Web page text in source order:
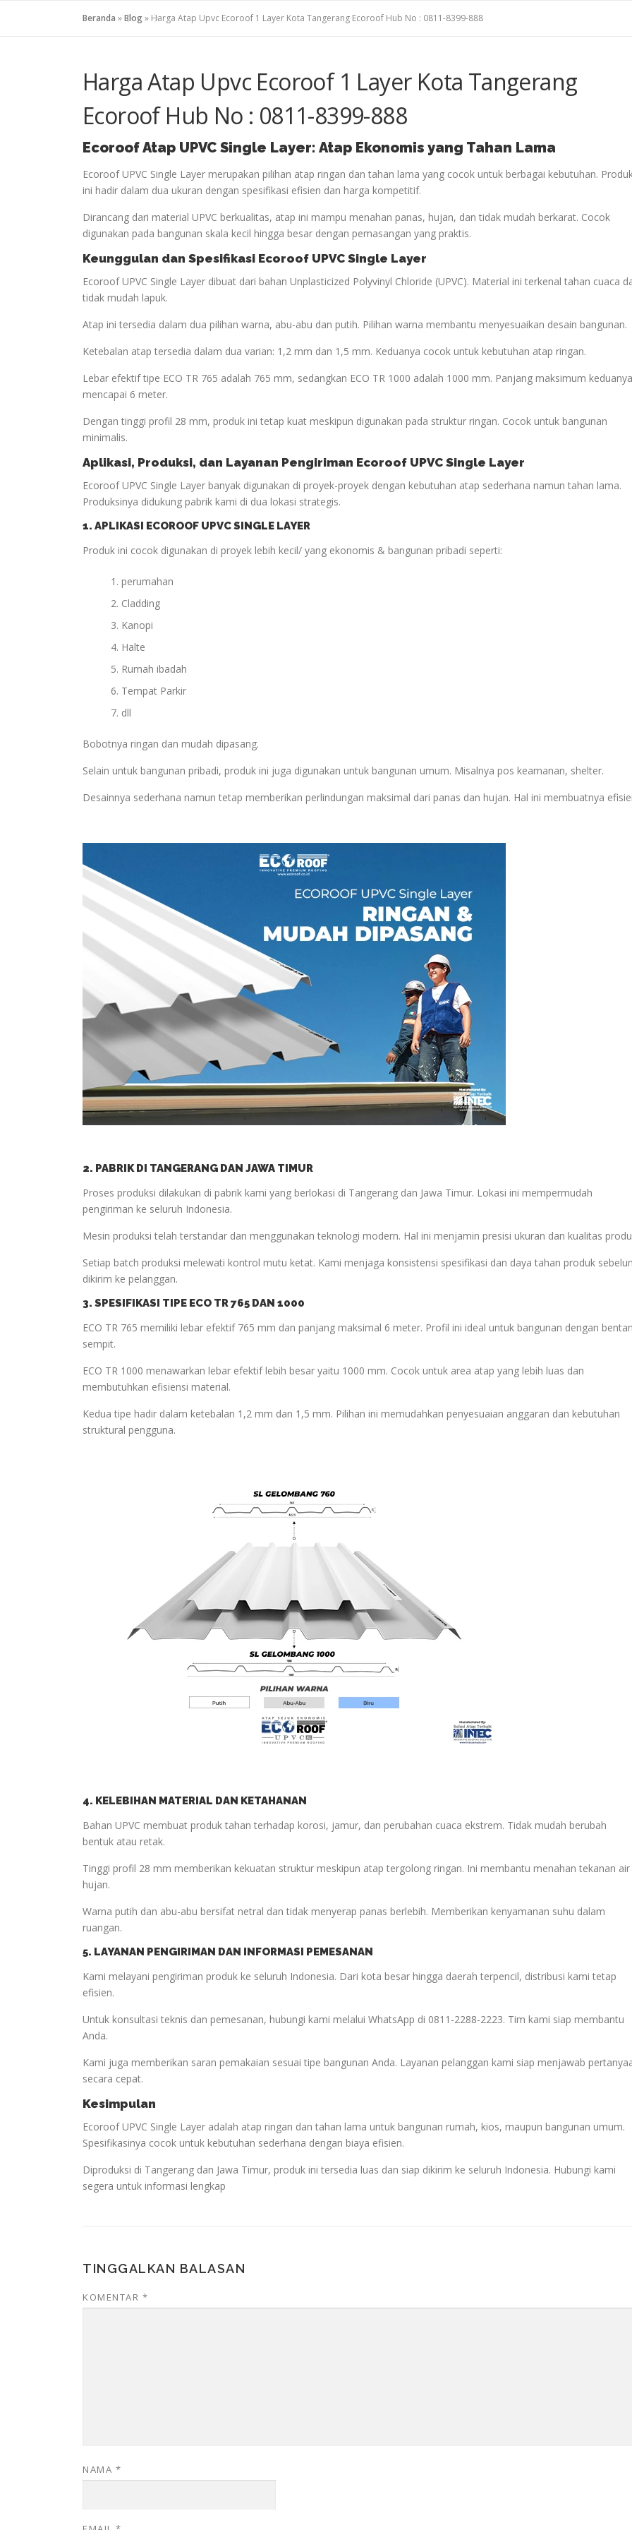
Beranda »Blog» Harga Atap Upvc Ecoroof 1 Layer Kota Tangerang Ecoroof Hub No : 0811-8399-888
Harga Atap Upvc Ecoroof 1 Layer Kota Tangerang
Ecoroof Hub No : 0811-8399-888
EcoroofAtap UPVC Single Layer: Atap Ekonomis yang Tahan Lama
Ecoroof UPVC Single Layer merupakan pilihan atap ringan dan tahan lama yang cocok untuk berbagai kebutuhan.
ini hadir dalam dua ukuran dengan spesifikasi efisien dan harga kompetitif.
Dirancang dari material UPVC berkualitas, atap ini mampu menahan panas, hujan, dan tidak mudah berkarat. Cocok
digunakan pada bangunan skala kecil hingga besar dengan pemasangan yang praktis.
Keunggulan dan Spesifikasi Ecoroof UPVC Single Layer
Ecoroof UPVC Single Layer dibuat dari bahan Unplasticized Polyvinyl Chloride (UPVC). Material ini terkenal tahan cuaca
tidak mudah lapuk.
Atap ini tersedia dalam dua pilihan warna, abu-abu dan putih. Pilihan warna membantu menyesuaikan desain bangunan.
Ketebalan atap tersedia dalam dua varian: 1,2 mm dan 1,5 mm. Keduanya cocok untuk kebutuhan atap ringan.
Lebar efektif tipe ECO TR 765 adalah 765 mm, sedangkan ECO TR 1000 adalah 1000 mm. Panjang maksimum keduanya
mencapai 6 meter.
Dengan tinggi profil 28 mm, produk ini tetap kuat meskipun digunakan pada struktur ringan. Cocok untuk bangunan
minimalis.
Aplikasi, Produksi, dan Layanan Pengiriman Ecoroof UPVC Single Layer
Ecoroof UPVC Single Layer banyak digunakan di proyek-proyek dengan kebutuhan atap sederhana namun tahan lama.
Produksinya didukung pabrik kami di dua lokasi strategis.
1. APLIKASI ECOROOF UPVC SINGLE LAYER
Produk ini cocok digunakan di proyek lebih kecil/ yang ekonomis & bangunan pribadi seperti:
perumahan
Cladding
Kanopi
Halte
Rumah ibadah
Tempat Parkir
dll
Bobotnya ringan dan mudah dipasang.
Selain untuk bangunan pribadi, produk ini juga digunakan untuk bangunan umum. Misalnya pos keamanan, shelter.
Desainnya sederhana namun tetap memberikan perlindungan maksimal dari panas dan hujan. Hal ini membuatnya
2. PABRIK DI TANGERANG DAN JAWA TIMUR
Proses produksi dilakukan di pabrik kami yang berlokasi di Tangerang dan Jawa Timur. Lokasi ini mempermudah
pengiriman ke seluruh Indonesia.
Mesin produksi telah terstandar dan menggunakan teknologi modern. Hal ini menjamin presisi ukuran dan kualitas
Setiap batch produksi melewati kontrol mutu ketat. Kami menjaga konsistensi spesifikasi dan daya tahan produk
dikirim ke pelanggan.
3. SPESIFIKASI TIPE ECO TR 765 DAN 1000
ECO TR 765 memiliki lebar efektif 765 mm dan panjang maksimal 6 meter. Profil ini ideal untuk bangunan dengan
sempit.
ECO TR 1000 menawarkan lebar efektif lebih besar yaitu 1000 mm. Cocok untuk area atap yang lebih luas dan
membutuhkan efisiensi material.
Kedua tipe hadir dalam ketebalan 1,2 mm dan 1,5 mm. Pilihan ini memudahkan penyesuaian anggaran dan kebutuhan
struktural pengguna.
4. KELEBIHAN MATERIAL DAN KETAHANAN
Bahan UPVC membuat produk tahan terhadap korosi, jamur, dan perubahan cuaca ekstrem. Tidak mudah berubah
bentuk atau retak.
Tinggi profil 28 mm memberikan kekuatan struktur meskipun atap tergolong ringan. Ini membantu menahan tekanan air
hujan.
Warna putih dan abu-abu bersifat netral dan tidak menyerap panas berlebih. Memberikan kenyamanan suhu dalam
ruangan.
5. LAYANAN PENGIRIMAN DAN INFORMASI PEMESANAN
Kami melayani pengiriman produk ke seluruh Indonesia. Dari kota besar hingga daerah terpencil, distribusi kami tetap
efisien.
Untuk konsultasi teknis dan pemesanan, hubungi kami melalui WhatsApp di 0811-2288-2223. Tim kami siap membantu
Anda.
Kami juga memberikan saran pemakaian sesuai tipe bangunan Anda. Layanan pelanggan kami siap menjawab
secara cepat.
Kesimpulan
Ecoroof UPVC Single Layer adalah atap ringan dan tahan lama untuk bangunan rumah, kios, maupun bangunan umum.
Spesifikasinya cocok untuk kebutuhan sederhana dengan biaya efisien.
Diproduksi di Tangerang dan Jawa Timur, produk ini tersedia luas dan siap dikirim ke seluruh Indonesia. Hubungi kami
segera untuk informasi lengkap
TINGGALKAN BALASAN
KOMENTAR *
NAMA *